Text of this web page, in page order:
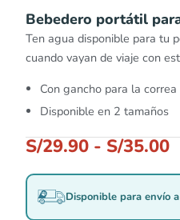
Bebedero portátil
Ten agua disponible para tu
cuando vayan de viaje con
Con gancho para la
Disponible en 2 tamaños
S/29.90 - S/35.00
Disponible para envío